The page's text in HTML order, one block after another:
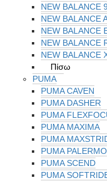
NEW BALANCE
NEW BALANCE
NEW BALANCE
NEW BALANCE
NEW BALANCE
Πίσω
PUMA
PUMA CAVEN
PUMA DASHER
PUMA
PUMA MAXIMA
PUMA
PUMA PALERMO
PUMA SCEND
PUMA